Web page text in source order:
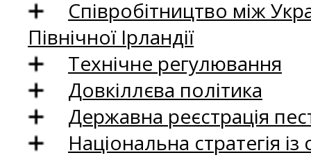
Співробітництво між
Північної Ірландії
Технічне регулювання
Довкіллєва політика
Державна реєстрація
Національна стратегія